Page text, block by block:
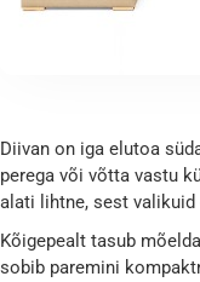
Diivan on iga elutoa
perega või võtta vastu
alati lihtne, sest valikuid
Kõigepealt tasub
sobib paremini